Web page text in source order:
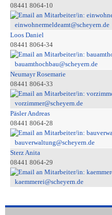
08441 8064-10
einwohnermeldeamt@scheyern.de
Loos Daniel
08441 8064-34
bauamthochbau@scheyern.de
Neumayr Rosemarie
08441 8064-33
vorzimmer@scheyern.de
Päsler Andreas
08441 8064-28
bauverwaltung@scheyern.de
Sterz Anita
08441 8064-29
kaemmerei@scheyern.de